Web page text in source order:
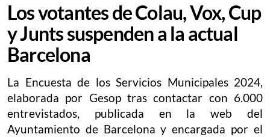
Los votantes de Colau, Vox, Cup
y Junts suspenden a la actual
Barcelona
La Encuesta de los Servicios Municipales 2024,
elaborada por Gesop tras contactar con 6.000
entrevistados, publicada en la web del
Ayuntamiento de Barcelona y encargada por el